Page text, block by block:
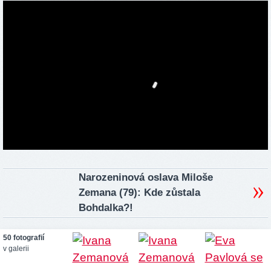
Narozeninová oslava Miloše
Zemana (79): Kde zůstala
Bohdalka?!
50 fotografií
v galerii